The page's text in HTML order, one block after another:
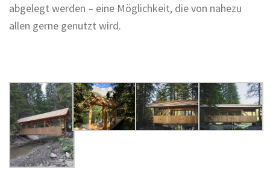
abgelegt werden – eine Möglichkeit, die von nahezu
allen gerne genutzt wird.